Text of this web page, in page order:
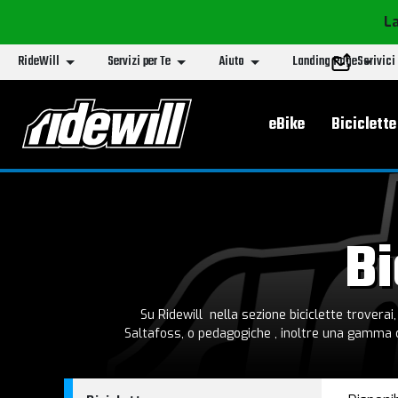
RideWill Servizi per Te Aiuto Landing PageScrivici
Menu
eBike Biciclette
Su Ridewill nella sezione biciclette
Saltafoss, o pedagogiche , inoltre una